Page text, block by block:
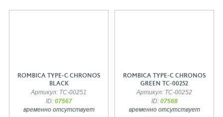
ROMBICA TYPE-C CHRONOS
BLACK
Артикул: TC-00251
ID: 07567
временно отсутствует
ROMBICA TYPE-C CHRONOS
GREEN TC-00252
Артикул: TC-00252
ID: 07568
временно отсутствует